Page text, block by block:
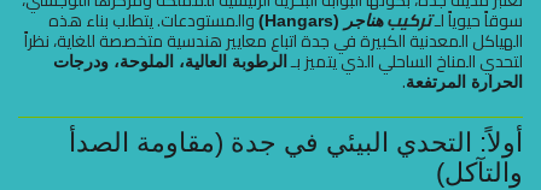
سوقاً حيوياً لـتركيبهناجر(Hangars) والمستودعات. يتطلب بناء هذه
الهياكل المعدنية الكبيرة في جدة اتباع معايير هندسية متخصصة للغاية، نظراً
لتحدي المناخ الساحلي الذي يتميز بـ الرطوبة العالية، الملوحة، ودرجات
الحرارة المرتفعة.
أولاً: التحدي البيئي في جدة (مقاومة الصدأ
والتآكل)